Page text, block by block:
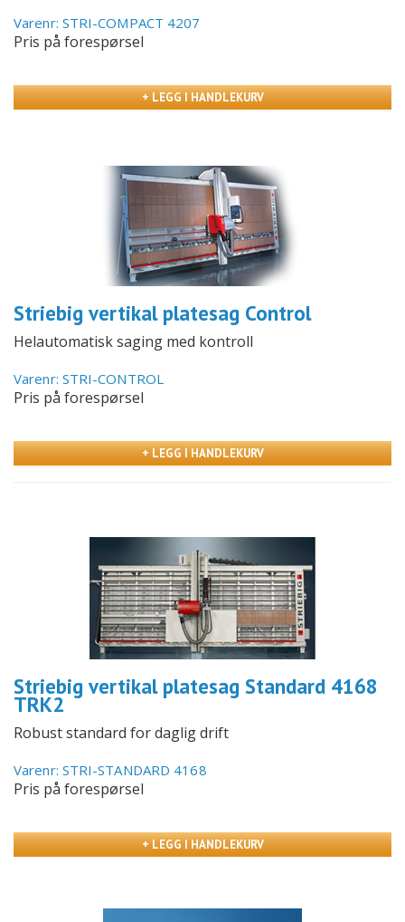
Varenr: STRI-COMPACT 4207
Pris på forespørsel
+ LEGG I HANDLEKURV
Striebig vertikal platesag Control
Helautomatisk saging med kontroll
Varenr: STRI-CONTROL
Pris på forespørsel
+ LEGG I HANDLEKURV
Striebig vertikal platesag Standard 4168
TRK2
Robust standard for daglig drift
Varenr: STRI-STANDARD 4168
Pris på forespørsel
+ LEGG I HANDLEKURV